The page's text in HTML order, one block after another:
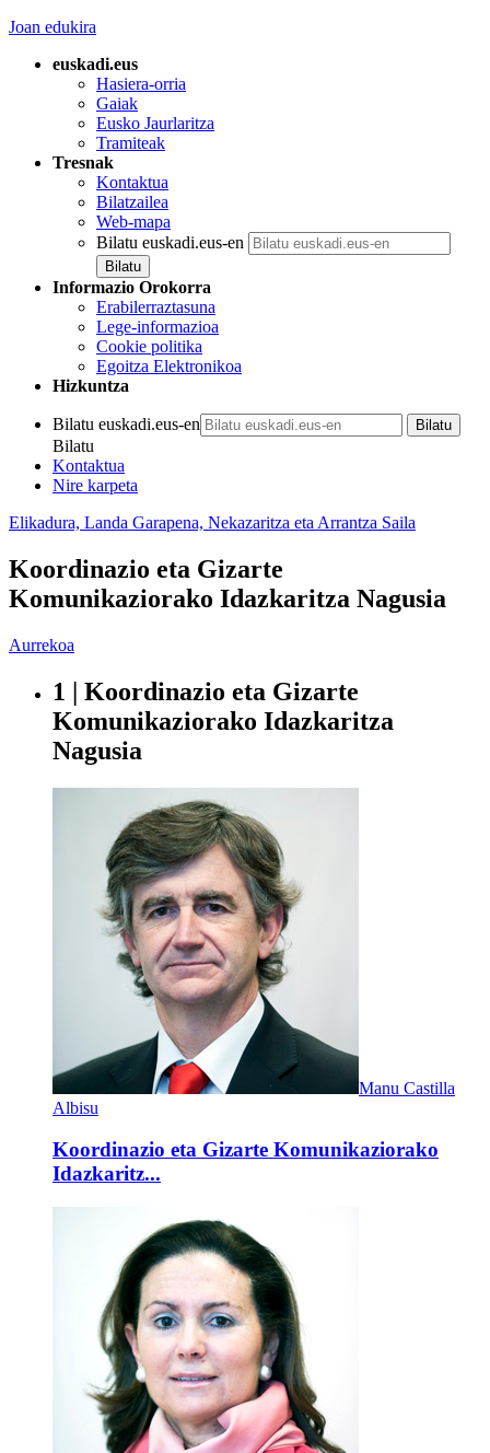
Joan edukira
euskadi.eus
Hasiera-orria
Gaiak
Eusko Jaurlaritza
Tramiteak
Tresnak
Kontaktua
Bilatzailea
Web-mapa
Bilatu euskadi.eus-en
Informazio Orokorra
Erabilerraztasuna
Lege-informazioa
Cookie politika
Egoitza Elektronikoa
Hizkuntza
Bilatu euskadi.eus-en
Bilatu
Kontaktua
Nire karpeta
Elikadura, Landa Garapena, Nekazaritza eta Arrantza Saila
Koordinazio eta Gizarte
Komunikaziorako Idazkaritza Nagusia
Aurrekoa
1 | Koordinazio eta Gizarte
Komunikaziorako Idazkaritza
Nagusia
Manu Castilla
Albisu
Koordinazio eta Gizarte Komunikaziorako
Idazkaritz...